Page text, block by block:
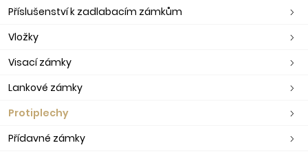
Příslušenství k zadlabacím zámkům
Vložky
Visací zámky
Lankové zámky
Protiplechy
Přídavné zámky